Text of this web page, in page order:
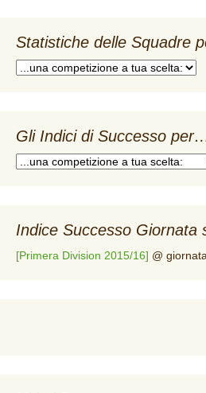
Statistiche delle Squadre
Gli Indici di Successo
Indice Successo Giornata
[Primera Division 2015/16] @